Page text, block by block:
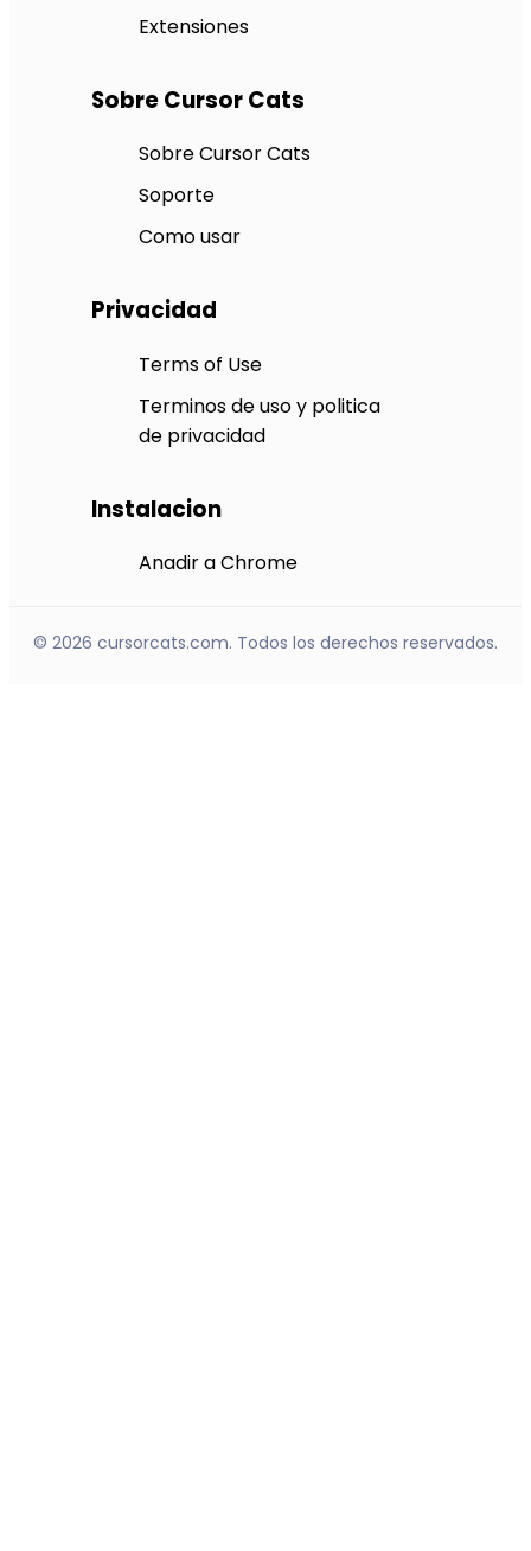
Extensiones
Sobre Cursor Cats
Sobre Cursor Cats
Soporte
Como usar
Privacidad
Terms of Use
Terminos de uso y politica
de privacidad
Instalacion
Anadir a Chrome
© 2026 cursorcats.com. Todos los derechos reservados.